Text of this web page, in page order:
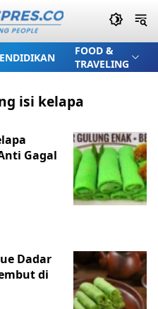
FOOD &
TRAVELING
isi kelapa
Gagal
Dadar
di